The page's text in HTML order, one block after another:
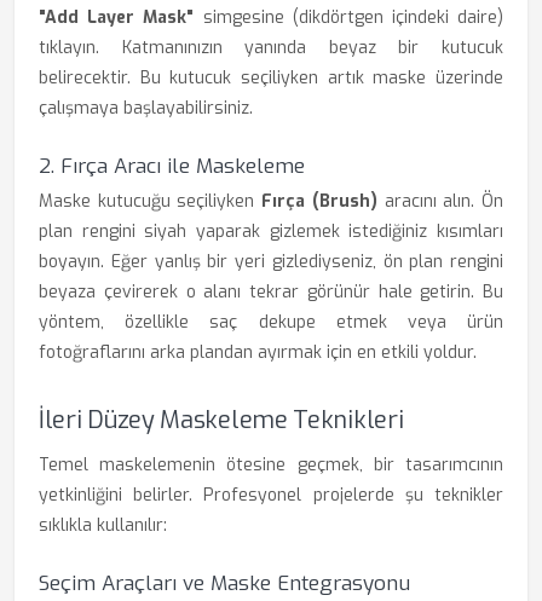
"Add Layer Mask" simgesine (dikdörtgen içindeki daire)
tıklayın. Katmanınızın yanında beyaz bir kutucuk
belirecektir. Bu kutucuk seçiliyken artık maske üzerinde
çalışmaya başlayabilirsiniz.
2. Fırça Aracı ile Maskeleme
Maske kutucuğu seçiliyken Fırça (Brush) aracını alın. Ön
plan rengini siyah yaparak gizlemek istediğiniz kısımları
boyayın. Eğer yanlış bir yeri gizlediyseniz, ön plan rengini
beyaza çevirerek o alanı tekrar görünür hale getirin. Bu
yöntem, özellikle saç dekupe etmek veya ürün
fotoğraflarını arka plandan ayırmak için en etkili yoldur.
İleri Düzey Maskeleme Teknikleri
Temel maskelemenin ötesine geçmek, bir tasarımcının
yetkinliğini belirler. Profesyonel projelerde şu teknikler
sıklıkla kullanılır:
Seçim Araçları ve Maske Entegrasyonu